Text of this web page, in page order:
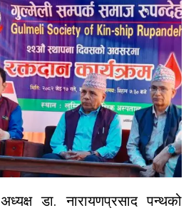
अध्यक्ष डा.नारायणप्रसाद पन्थको